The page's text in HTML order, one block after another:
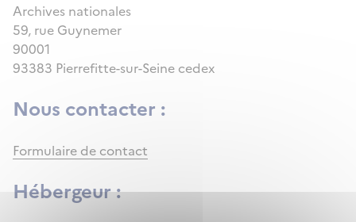
Archives nationales
59, rue Guynemer
90001
93383 Pierrefitte-sur-Seine cedex
Nous contacter :
Formulaire de contact
Hébergeur :